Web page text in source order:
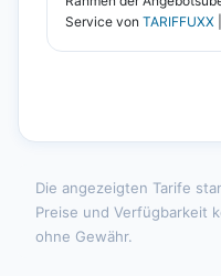
Die angezeigten Tarife
Preise und Verfügbarkeit
ohne Gewähr.